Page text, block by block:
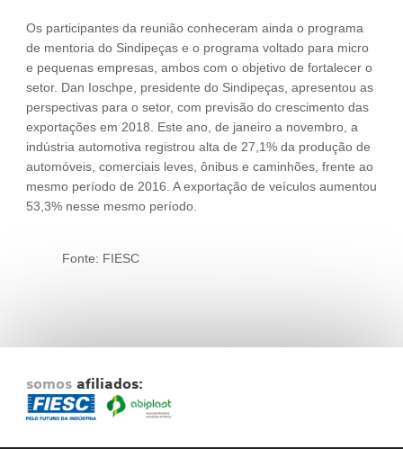
Os participantes da reunião conheceram ainda o programa
de mentoria do Sindipeças e o programa voltado para micro
e pequenas empresas, ambos com o objetivo de fortalecer o
setor. Dan Ioschpe, presidente do Sindipeças, apresentou as
perspectivas para o setor, com previsão do crescimento das
exportações em 2018. Este ano, de janeiro a novembro, a
indústria automotiva registrou alta de 27,1% da produção de
automóveis, comerciais leves, ônibus e caminhões, frente ao
mesmo período de 2016. A exportação de veículos aumentou
53,3% nesse mesmo período.
Fonte: FIESC
somos afiliados: